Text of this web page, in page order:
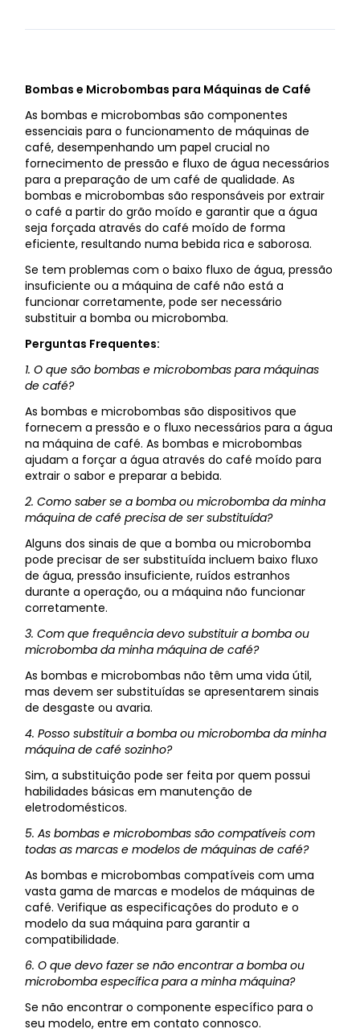
Bombas e Microbombas para Máquinas de Café
As bombas e microbombas são componentes
essenciais para o funcionamento de máquinas de
café, desempenhando um papel crucial no
fornecimento de pressão e fluxo de água necessários
para a preparação de um café de qualidade. As
bombas e microbombas são responsáveis por extrair
o café a partir do grão moído e garantir que a água
seja forçada através do café moído de forma
eficiente, resultando numa bebida rica e saborosa.
Se tem problemas com o baixo fluxo de água, pressão
insuficiente ou a máquina de café não está a
funcionar corretamente, pode ser necessário
substituir a bomba ou microbomba.
Perguntas Frequentes:
1. O que são bombas e microbombas para máquinas
de café?
As bombas e microbombas são dispositivos que
fornecem a pressão e o fluxo necessários para a água
na máquina de café. As bombas e microbombas
ajudam a forçar a água através do café moído para
extrair o sabor e preparar a bebida.
2. Como saber se a bomba ou microbomba da minha
máquina de café precisa de ser substituída?
Alguns dos sinais de que a bomba ou microbomba
pode precisar de ser substituída incluem baixo fluxo
de água, pressão insuficiente, ruídos estranhos
durante a operação, ou a máquina não funcionar
corretamente.
3. Com que frequência devo substituir a bomba ou
microbomba da minha máquina de café?
As bombas e microbombas não têm uma vida útil,
mas devem ser substituídas se apresentarem sinais
de desgaste ou avaria.
4. Posso substituir a bomba ou microbomba da minha
máquina de café sozinho?
Sim, a substituição pode ser feita por quem possui
habilidades básicas em manutenção de
eletrodomésticos.
5. As bombas e microbombas são compatíveis com
todas as marcas e modelos de máquinas de café?
As bombas e microbombas compatíveis com uma
vasta gama de marcas e modelos de máquinas de
café. Verifique as especificações do produto e o
modelo da sua máquina para garantir a
compatibilidade.
6. O que devo fazer se não encontrar a bomba ou
microbomba específica para a minha máquina?
Se não encontrar o componente específico para o
seu modelo, entre em contato connosco.